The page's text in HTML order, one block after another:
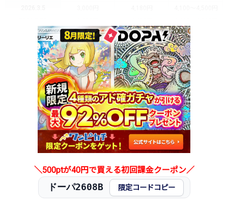
2026.2.15
3,000円 4,780円
4,700～5,200円
2026.2.5
3,000円 5,480円
5,400～6,000円
2026.1.25
4,000円 5,980円
5,900～6,500円
2026.1.15
5,000円 5,980円
5,900～6,500円
2026.1.5
3,000円 4,480円
4,400～4,900円
2025.12.25
3,500円 4,780円
4,700～5,200円
2025.12.15
3,500円 4,780円
4,700～5,200円
2025.12.5
3,000円 4,180円
4,100～4,500円
2025.11.25
3,200円 4,180円
4,100～4,500円
2025.11.15
3,000円 3,780円
3,700～4,100円
2025.10.25
2,800円 3,480円
3,400～3,800円
-円 -円
＼500ptが40円で買える初回課金クーポン／
ドーパ2608B 限定コードコピー